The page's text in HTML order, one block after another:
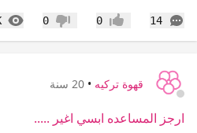
14
التعليقات إعجاب0 عدم إعجاب
0
قهوة تركيه • 20 سنة
ارجز المساعده ابسي اغير .....